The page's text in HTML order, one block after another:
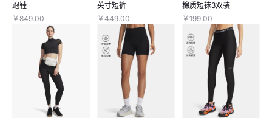
跑鞋
￥849.00
英寸短裤
￥449.00
棉质短袜3双装
￥199.00